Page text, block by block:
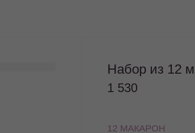
Набор из 12
1 530
12 МАКАРОН